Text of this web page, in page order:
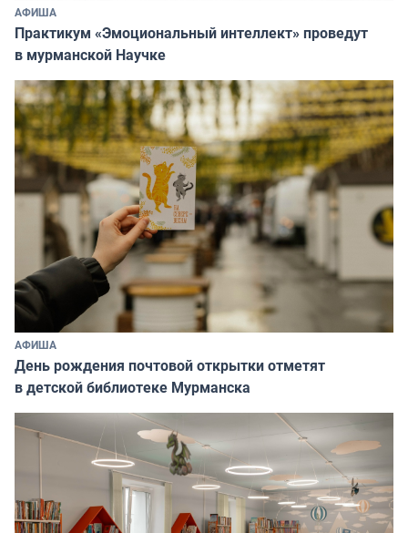
АФИША
Практикум «Эмоциональный интеллект» проведут
в мурманской Научке
АФИША
День рождения почтовой открытки отметят
в детской библиотеке Мурманска